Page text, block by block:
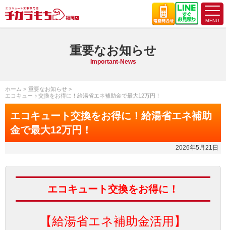
重要なお知らせ
Important-News
ホーム
重要なお知らせ
エコキュート交換をお得に！給湯省エネ補助金で最大12万円！
エコキュート交換をお得に！給湯省エネ補助
金で最大12万円！
2026年5月21日
エコキュート交換をお得に！
【給湯省エネ補助金活用】